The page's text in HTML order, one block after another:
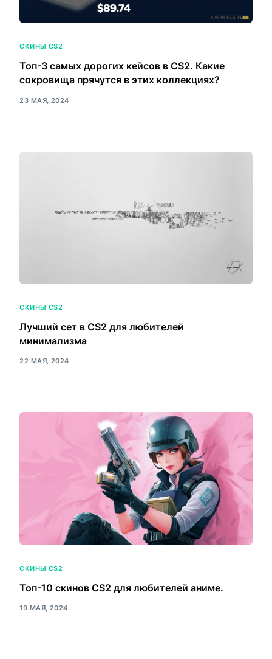
СКИНЫ CS2
Топ-3 самых дорогих кейсов в CS2. Какие
сокровища прячутся в этих коллекциях?
23 МАЯ, 2024
СКИНЫ CS2
Лучший сет в CS2 для любителей
минимализма
22 МАЯ, 2024
СКИНЫ CS2
Топ-10 скинов CS2 для любителей аниме.
19 МАЯ, 2024